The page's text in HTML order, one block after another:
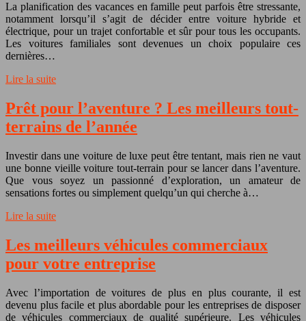
La planification des vacances en famille peut parfois être stressante,
notamment lorsqu’il s’agit de décider entre voiture hybride et
électrique, pour un trajet confortable et sûr pour tous les occupants.
Les voitures familiales sont devenues un choix populaire ces
dernières…
Lire la suite
Prêt pour l’aventure ? Les meilleurs tout-
terrains de l’année
Investir dans une voiture de luxe peut être tentant, mais rien ne vaut
une bonne vieille voiture tout-terrain pour se lancer dans l’aventure.
Que vous soyez un passionné d’exploration, un amateur de
sensations fortes ou simplement quelqu’un qui cherche à…
Lire la suite
Les meilleurs véhicules commerciaux
pour votre entreprise
Avec l’importation de voitures de plus en plus courante, il est
devenu plus facile et plus abordable pour les entreprises de disposer
de véhicules commerciaux de qualité supérieure. Les véhicules